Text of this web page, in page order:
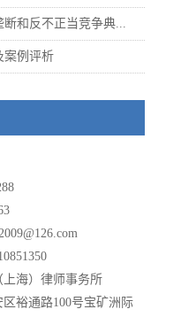
断和反不正当竞争典...
案例评析
海）律师事务所
裕通路100号宝矿洲际